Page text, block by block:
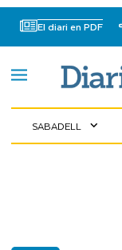
El diari en PDF
SABADELL expand_more